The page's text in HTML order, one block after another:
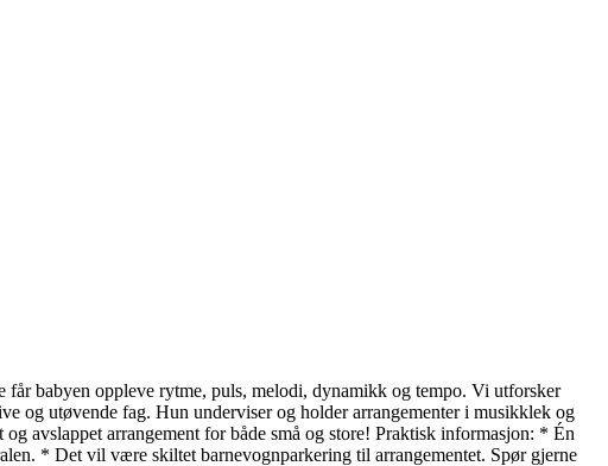
får babyen oppleve rytme, puls, melodi, dynamikk og tempo. Vi utforsker
og utøvende fag. Hun underviser og holder arrangementer i musikklek og
avslappet arrangement for både små og store! Praktisk informasjon: * Én
* Det vil være skiltet barnevognparkering til arrangementet. Spør gjerne